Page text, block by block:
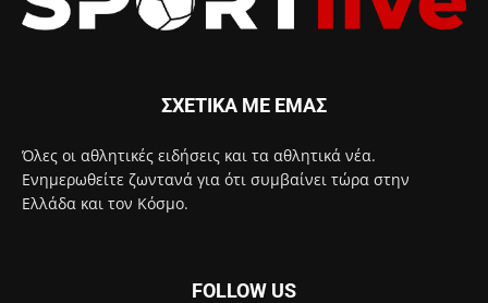
ΣΧΕΤΙΚΑ ΜΕ ΕΜΑΣ
Όλες οι αθλητικές ειδήσεις και τα αθλητικά νέα.
Ενημερωθείτε ζωντανά για ότι συμβαίνει τώρα στην
Ελλάδα και τον Κόσμο.
FOLLOW US